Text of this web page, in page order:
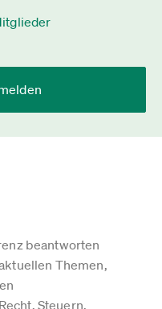
beantworten
Themen,
Steuern,